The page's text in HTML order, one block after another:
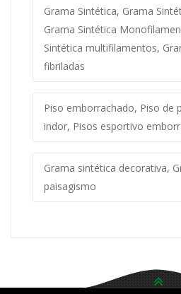
Grama Sintética, Grama
Grama Sintética
Sintética multifilamentos,
fibriladas
Piso emborrachado, Piso de
indor, Pisos esportivo
Grama sintética decorativa,
paisagismo